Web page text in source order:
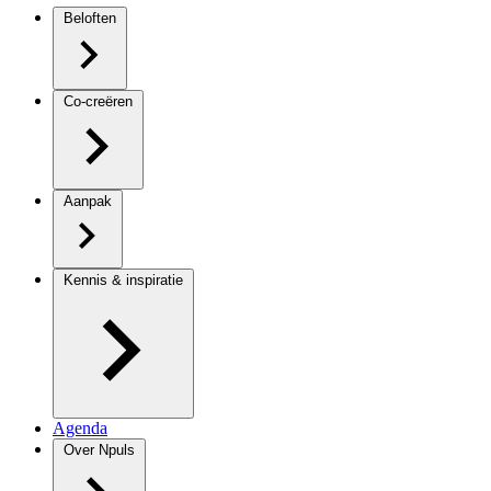
Beloften
Co-creëren
Aanpak
Kennis & inspiratie
Agenda
Over Npuls